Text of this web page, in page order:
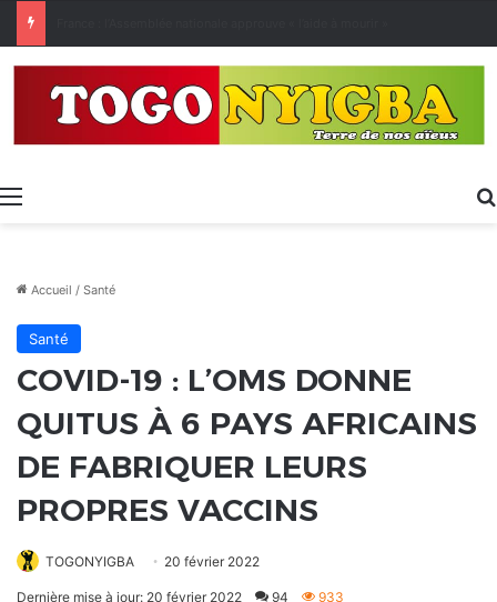
Menu
Accueil / Santé
Santé
COVID-19 : L’OMS DONNE
QUITUS À 6 PAYS AFRICAINS
DE FABRIQUER LEURS
PROPRES VACCINS
TOGONYIGBA 20 février 2022
Dernière mise à jour: 20 février 2022 94 933